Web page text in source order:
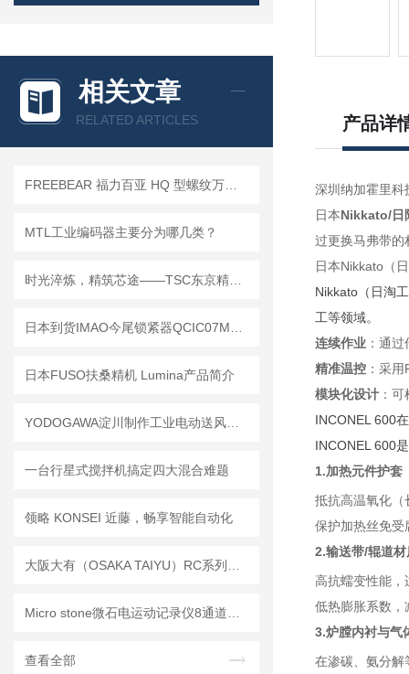
相关文章
RELATED ARTICLES
MTL工业编码器主要分为哪几类？
日本FUSO扶桑精机 Lumina产品简介
一台行星式搅拌机搞定四大混合难题
领略 KONSEI 近藤，畅享智能自动化
查看全部
产品详
深圳纳加霍里科
日本Nikkato/日
过更换马弗带的
日本Nikkato（
Nikkato（日淘
工等领域。
连续作业：通过
精准温控：采用
模块化设计：可
INCONEL 600
INCONEL 600
1.加热元件护套
抵抗高温氧化
保护加热丝免受
2.输送带/辊道材
高抗蠕变性能，
低热膨胀系数，
3.炉膛内衬与气
在渗碳、氨分解